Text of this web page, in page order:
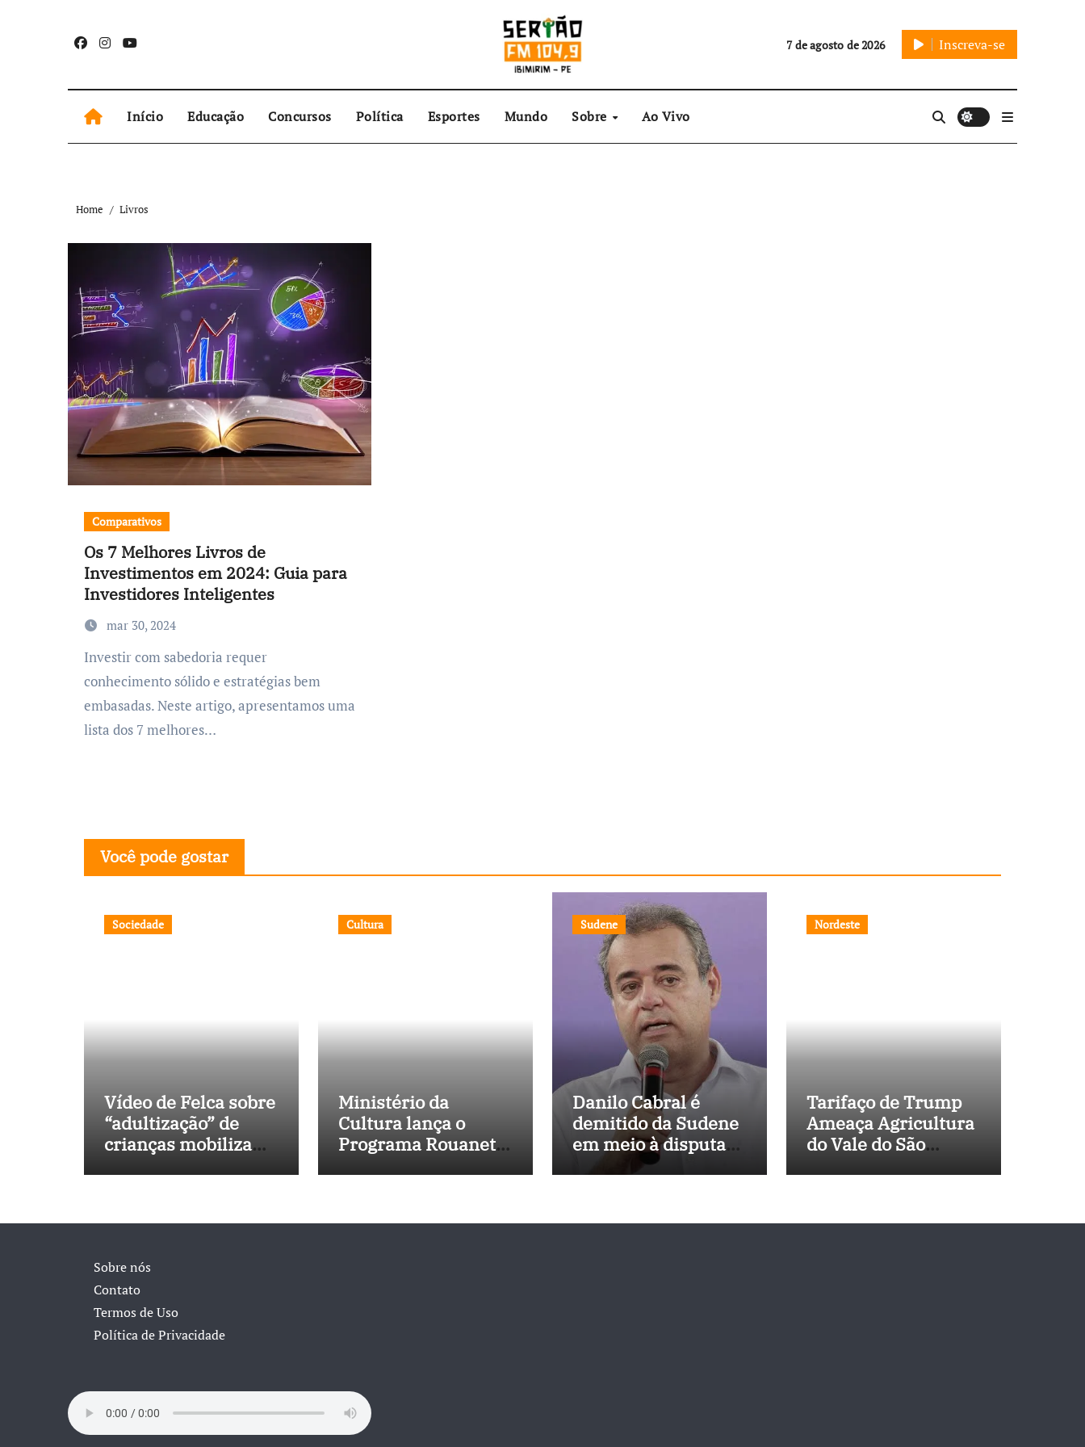
7 de agosto de 2026 Inscreva-se
Início Educação Concursos Política Esportes Mundo Sobre Ao Vivo
Home Livros
Comparativos
Os 7 Melhores Livros de
Investimentos em 2024: Guia para
Investidores Inteligentes
mar 30, 2024
Investir com sabedoria requer
conhecimento sólido e estratégias bem
embasadas. Neste artigo, apresentamos uma
lista dos 7 melhores…
Você pode gostar
Sociedade
Vídeo de Felca sobre
“adultização” de
crianças mobiliza
Cultura
Ministério da
Cultura lança o
Programa Rouanet
Sudene
Danilo Cabral é
demitido da Sudene
em meio à disputa
política e pressão de
Nordeste
Tarifaço de Trump
Ameaça Agricultura
do Vale do São
Sobre nós
Contato
Termos de Uso
Política de Privacidade